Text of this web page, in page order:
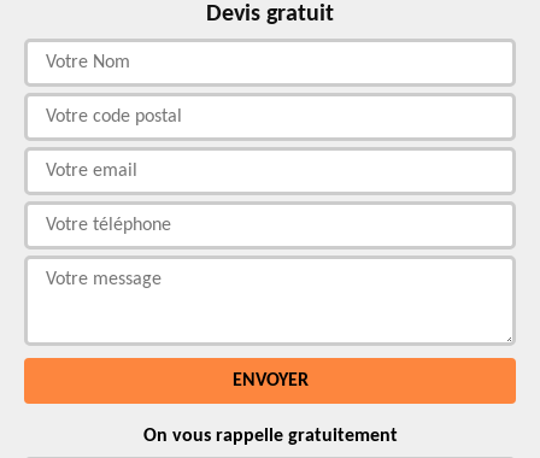
Devis gratuit
On vous rappelle gratuitement